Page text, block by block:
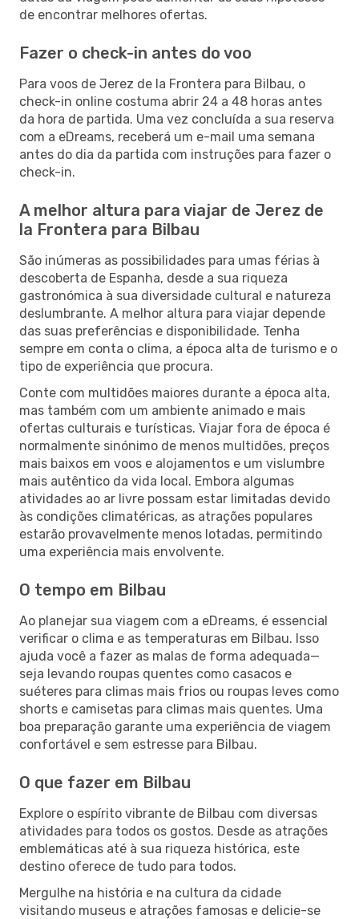
de encontrar melhores ofertas.
Fazer o check-in antes do voo
Para voos de Jerez de la Frontera para Bilbau, o
check-in online costuma abrir 24 a 48 horas antes
da hora de partida. Uma vez concluída a sua reserva
com a eDreams, receberá um e-mail uma semana
antes do dia da partida com instruções para fazer o
check-in.
A melhor altura para viajar de Jerez de
la Frontera para Bilbau
São inúmeras as possibilidades para umas férias à
descoberta de Espanha, desde a sua riqueza
gastronómica à sua diversidade cultural e natureza
deslumbrante. A melhor altura para viajar depende
das suas preferências e disponibilidade. Tenha
sempre em conta o clima, a época alta de turismo e o
tipo de experiência que procura.
Conte com multidões maiores durante a época alta,
mas também com um ambiente animado e mais
ofertas culturais e turísticas. Viajar fora de época é
normalmente sinónimo de menos multidões, preços
mais baixos em voos e alojamentos e um vislumbre
mais autêntico da vida local. Embora algumas
atividades ao ar livre possam estar limitadas devido
às condições climatéricas, as atrações populares
estarão provavelmente menos lotadas, permitindo
uma experiência mais envolvente.
O tempo em Bilbau
Ao planejar sua viagem com a eDreams, é essencial
verificar o clima e as temperaturas em Bilbau. Isso
ajuda você a fazer as malas de forma adequada—
seja levando roupas quentes como casacos e
suéteres para climas mais frios ou roupas leves como
shorts e camisetas para climas mais quentes. Uma
boa preparação garante uma experiência de viagem
confortável e sem estresse para Bilbau.
O que fazer em Bilbau
Explore o espírito vibrante de Bilbau com diversas
atividades para todos os gostos. Desde as atrações
emblemáticas até à sua riqueza histórica, este
destino oferece de tudo para todos.
Mergulhe na história e na cultura da cidade
visitando museus e atrações famosas e delicie-se